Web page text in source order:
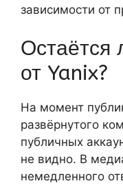
зависимости от
Остаётся
от Yanix?
На момент
развёрнутого
публичных
не видно. В
немедленного